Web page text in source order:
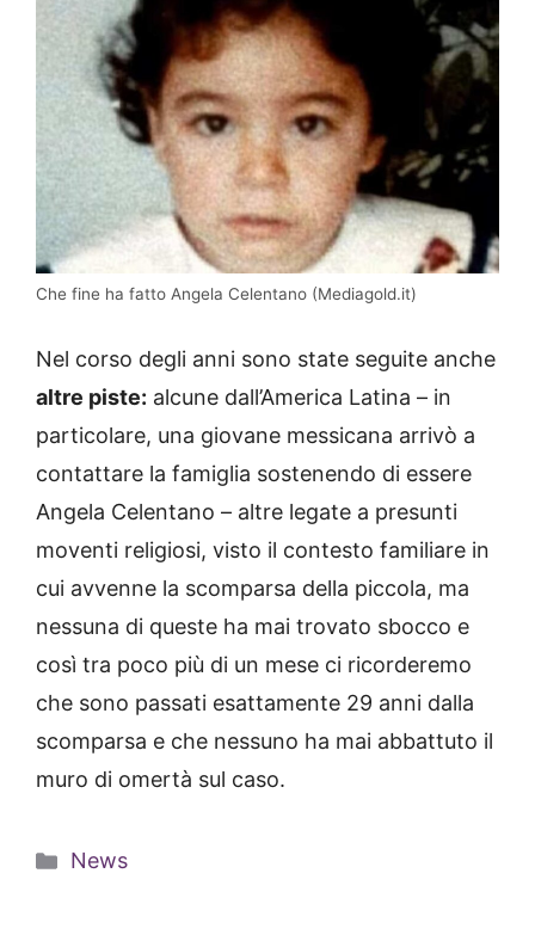
Che fine ha fatto Angela Celentano (Mediagold.it)
Nel corso degli anni sono state seguite anche
altre piste: alcune dall’America Latina – in
particolare, una giovane messicana arrivò a
contattare la famiglia sostenendo di essere
Angela Celentano – altre legate a presunti
moventi religiosi, visto il contesto familiare in
cui avvenne la scomparsa della piccola, ma
nessuna di queste ha mai trovato sbocco e
così tra poco più di un mese ci ricorderemo
che sono passati esattamente 29 anni dalla
scomparsa e che nessuno ha mai abbattuto il
muro di omertà sul caso.
Categorie
News